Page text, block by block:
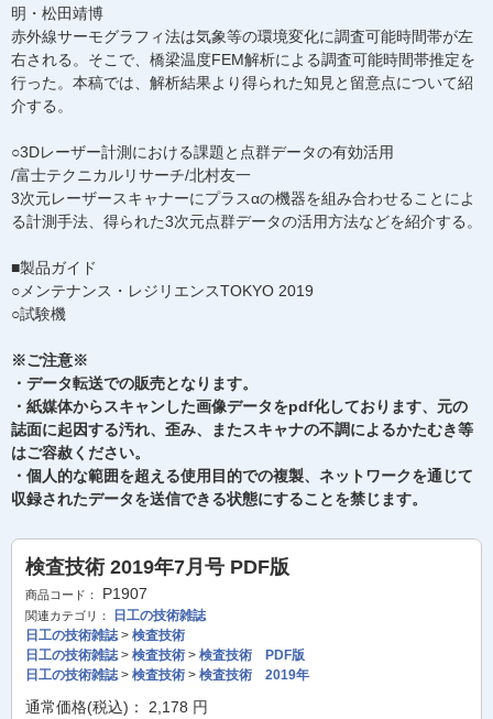
明・松田靖博
赤外線サーモグラフィ法は気象等の環境変化に調査可能時間帯が左
右される。そこで、橋梁温度FEM解析による調査可能時間帯推定を
行った。本稿では、解析結果より得られた知見と留意点について紹
介する。
○3Dレーザー計測における課題と点群データの有効活用
/富士テクニカルリサーチ/北村友一
3次元レーザースキャナーにプラスαの機器を組み合わせることによ
る計測手法、得られた3次元点群データの活用方法などを紹介する。
■製品ガイド
○メンテナンス・レジリエンスTOKYO 2019
○試験機
※ご注意※
・データ転送での販売となります。
・紙媒体からスキャンした画像データをpdf化しております、元の
誌面に起因する汚れ、歪み、またスキャナの不調によるかたむき等
はご容赦ください。
・個人的な範囲を超える使用目的での複製、ネットワークを通じて
収録されたデータを送信できる状態にすることを禁じます。
検査技術 2019年7月号 PDF版
商品コード： P1907
関連カテゴリ：
日工の技術雑誌
日工の技術雑誌> 検査技術
日工の技術雑誌> 検査技術 > 検査技術 PDF版
日工の技術雑誌> 検査技術 > 検査技術 2019年
通常価格(税込)： 2,178 円